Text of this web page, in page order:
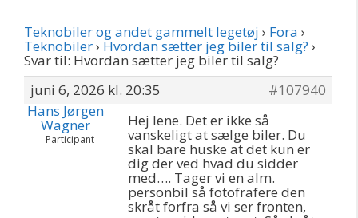
Teknobiler og andet gammelt legetøj › Fora ›
Teknobiler› Hvordan sætter jeg biler til salg? ›
Svar til: Hvordan sætter jeg biler til salg?
juni 6, 2026 kl. 20:35
#107940
Hans Jørgen
Wagner
Participant
Hej lene. Det er ikke så
vanskeligt at sælge biler. Du
skal bare huske at det kun er
dig der ved hvad du sidder
med…. Tager vi en alm.
personbil så fotofrafere den
skråt forfra så vi ser fronten,